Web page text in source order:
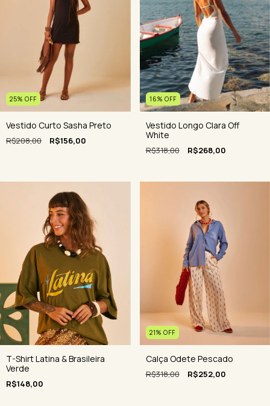
25% OFF
Vestido Curto Sasha Preto
R$208,00 R$156,00
16% OFF
Vestido Longo Clara Off
White
R$318,00 R$268,00
T-Shirt Latina & Brasileira
Verde
R$148,00
21% OFF
Calça Odete Pescado
R$318,00 R$252,00